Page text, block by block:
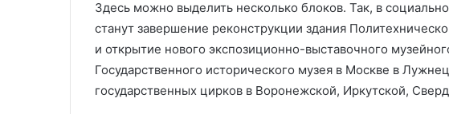
Здесь можно выделить несколько блоков. Так, в
станут завершение реконструкции здания
и открытие нового экспозиционно-выставочного
Государственного исторического музея в Москве в
государственных цирков в Воронежской, Иркутской,